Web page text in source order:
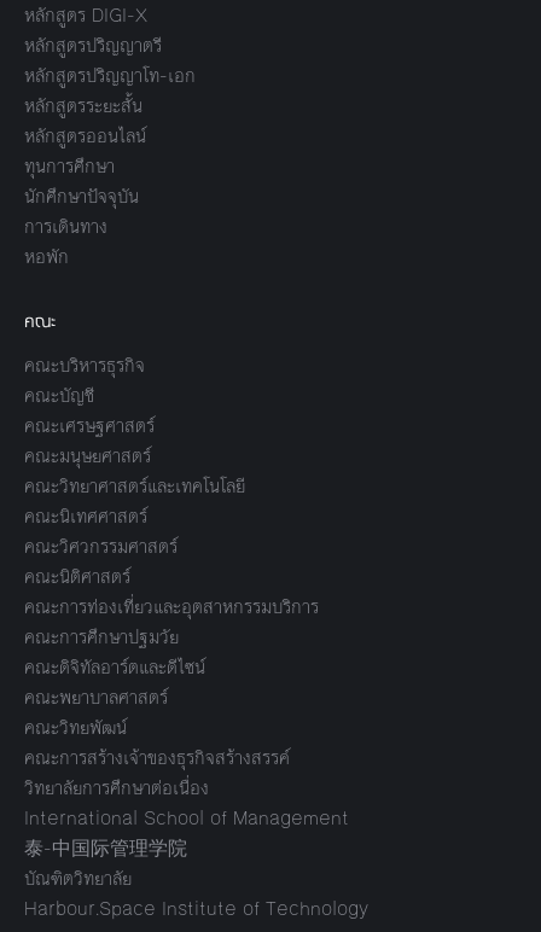
หลักสูตร DIGI-X
หลักสูตรปริญญาตรี
หลักสูตรปริญญาโท-เอก
หลักสูตรระยะสั้น
หลักสูตรออนไลน์
ทุนการศึกษา
นักศึกษาปัจจุบัน
การเดินทาง
หอพัก
คณะ
คณะบริหารธุรกิจ
คณะบัญชี
คณะเศรษฐศาสตร์
คณะมนุษยศาสตร์
คณะวิทยาศาสตร์และเทคโนโลยี
คณะนิเทศศาสตร์
คณะวิศวกรรมศาสตร์
คณะนิติศาสตร์
คณะการท่องเที่ยวและอุตสาหกรรมบริการ
คณะการศึกษาปฐมวัย
คณะดิจิทัลอาร์ตและดีไซน์
คณะพยาบาลศาสตร์
คณะวิทยพัฒน์
คณะการสร้างเจ้าของธุรกิจสร้างสรรค์
วิทยาลัยการศึกษาต่อเนื่อง
International School of Management
泰-中国际管理学院
บัณฑิตวิทยาลัย
Harbour.Space Institute of Technology